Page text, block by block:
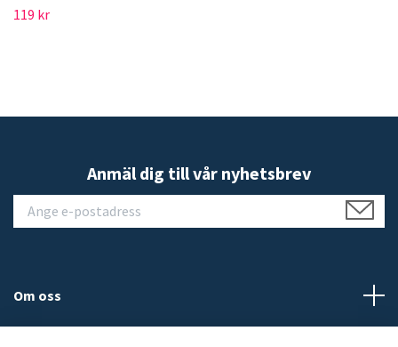
119 kr
Anmäl dig till vår nyhetsbrev
Om oss